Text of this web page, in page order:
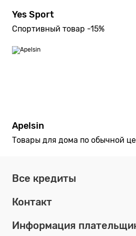
Yes Sport
Спортивный товар -15%
Apelsin
Товары для дома по обычной
Все кредиты
Контакт
Информация